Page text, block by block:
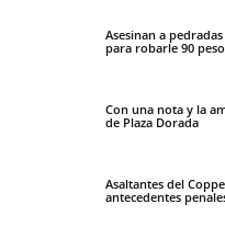
Asesinan a
para robarle 90
Con una nota y la
de Plaza Dorada
Asaltantes del
antecedentes